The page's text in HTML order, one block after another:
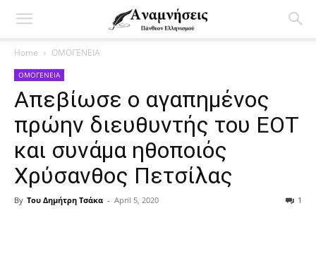
Home ΟΜΟΓΕΝΕΙΑ
ΟΜΟΓΕΝΕΙΑ
Απεβίωσε o αγαπημένος
πρώην διευθυντής του ΕΟΤ
και συνάμα ηθοποιός
Χρύσανθος Πετσίλας
By Του Δημήτρη Τσάκα - April 5, 2020 1